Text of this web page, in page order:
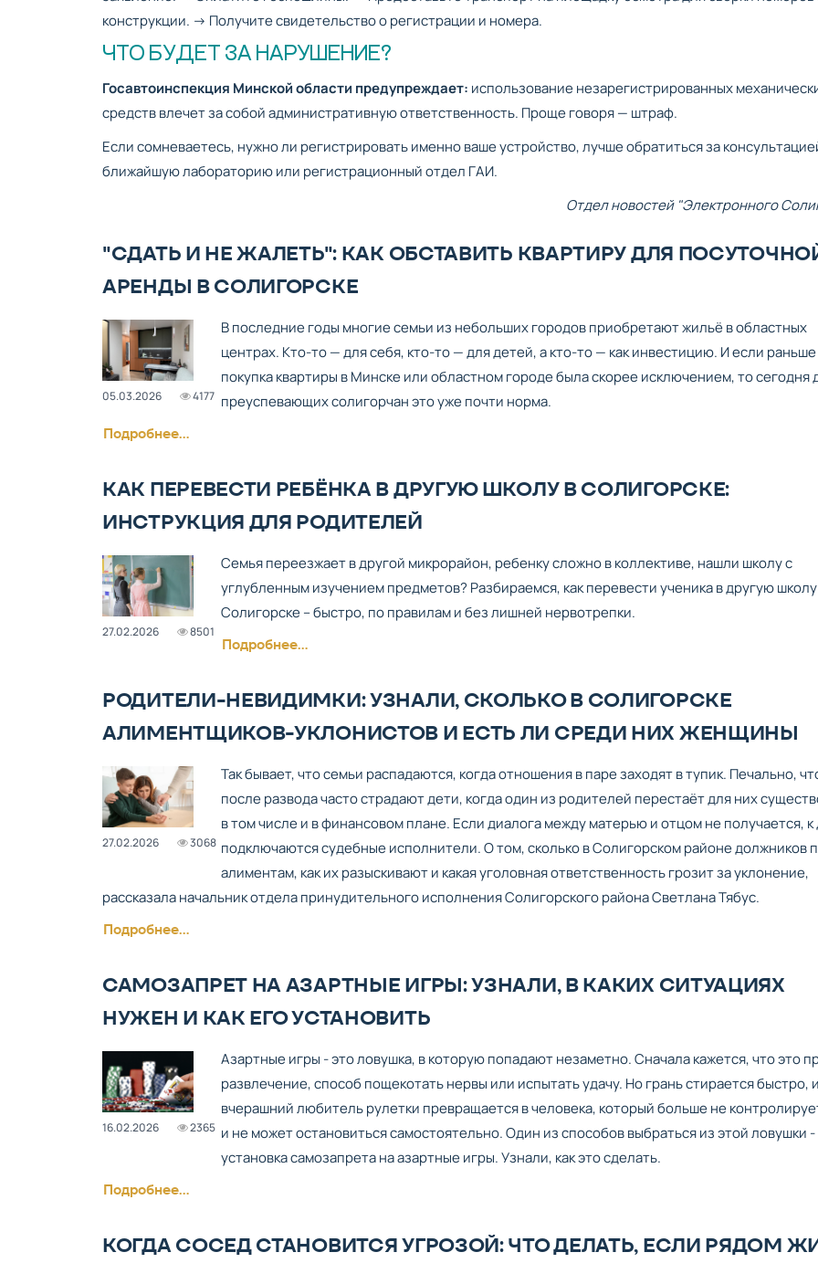
конструкции. → Получите свидетельство о регистрации и номера.
ЧТО БУДЕТ ЗА НАРУШЕНИЕ?
Госавтоинспекция Минской области предупреждает: использование незарегистрированных
средств влечет за собой административную ответственность. Проще говоря — штраф.
Если сомневаетесь, нужно ли регистрировать именно ваше устройство, лучше обратиться за
ближайшую лабораторию или регистрационный отдел ГАИ.
Отдел новостей "Электронного
"СДАТЬ И НЕ ЖАЛЕТЬ": КАК ОБСТАВИТЬ КВАРТИРУ ДЛЯ
АРЕНДЫ В СОЛИГОРСКЕ
05.03.2026 4177
В последние годы многие семьи из небольших городов приобретают жильё в областных
центрах. Кто-то — для себя, кто-то — для детей, а кто-то — как инвестицию. И если раньше
покупка квартиры в Минске или областном городе была скорее исключением, то сегодня
преуспевающих солигорчан это уже почти норма.
Подробнее...
КАК ПЕРЕВЕСТИ РЕБЁНКА В ДРУГУЮ ШКОЛУ В СОЛИГОРСКЕ:
ИНСТРУКЦИЯ ДЛЯ РОДИТЕЛЕЙ
27.02.2026 8501
Семья переезжает в другой микрорайон, ребенку сложно в коллективе, нашли школу с
углубленным изучением предметов? Разбираемся, как перевести ученика в другую
Солигорске – быстро, по правилам и без лишней нервотрепки.
Подробнее...
РОДИТЕЛИ-НЕВИДИМКИ: УЗНАЛИ, СКОЛЬКО В СОЛИГОРСКЕ
АЛИМЕНТЩИКОВ-УКЛОНИСТОВ И ЕСТЬ ЛИ СРЕДИ НИХ ЖЕНЩИНЫ
27.02.2026 3068
Так бывает, что семьи распадаются, когда отношения в паре заходят в тупик. Печально,
после развода часто страдают дети, когда один из родителей перестаёт для них
в том числе и в финансовом плане. Если диалога между матерью и отцом не получается, к
подключаются судебные исполнители. О том, сколько в Солигорском районе должников
алиментам, как их разыскивают и какая уголовная ответственность грозит за уклонение,
рассказала начальник отдела принудительного исполнения Солигорского района Светлана Тябус.
Подробнее...
САМОЗАПРЕТ НА АЗАРТНЫЕ ИГРЫ: УЗНАЛИ, В КАКИХ СИТУАЦИЯХ
НУЖЕН И КАК ЕГО УСТАНОВИТЬ
16.02.2026 2365
Азартные игры - это ловушка, в которую попадают незаметно. Сначала кажется, что это
развлечение, способ пощекотать нервы или испытать удачу. Но грань стирается быстро, и
вчерашний любитель рулетки превращается в человека, который больше не
и не может остановиться самостоятельно. Один из способов выбраться из этой ловушки -
установка самозапрета на азартные игры. Узнали, как это сделать.
Подробнее...
КОГДА СОСЕД СТАНОВИТСЯ УГРОЗОЙ: ЧТО ДЕЛАТЬ, ЕСЛИ РЯДОМ